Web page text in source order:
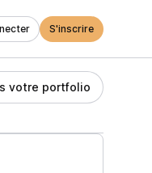
S'inscrire
votre portfolio